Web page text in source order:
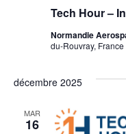
Tech Hour –
Normandie
du-Rouvray, France
décembre 2025
MAR
16